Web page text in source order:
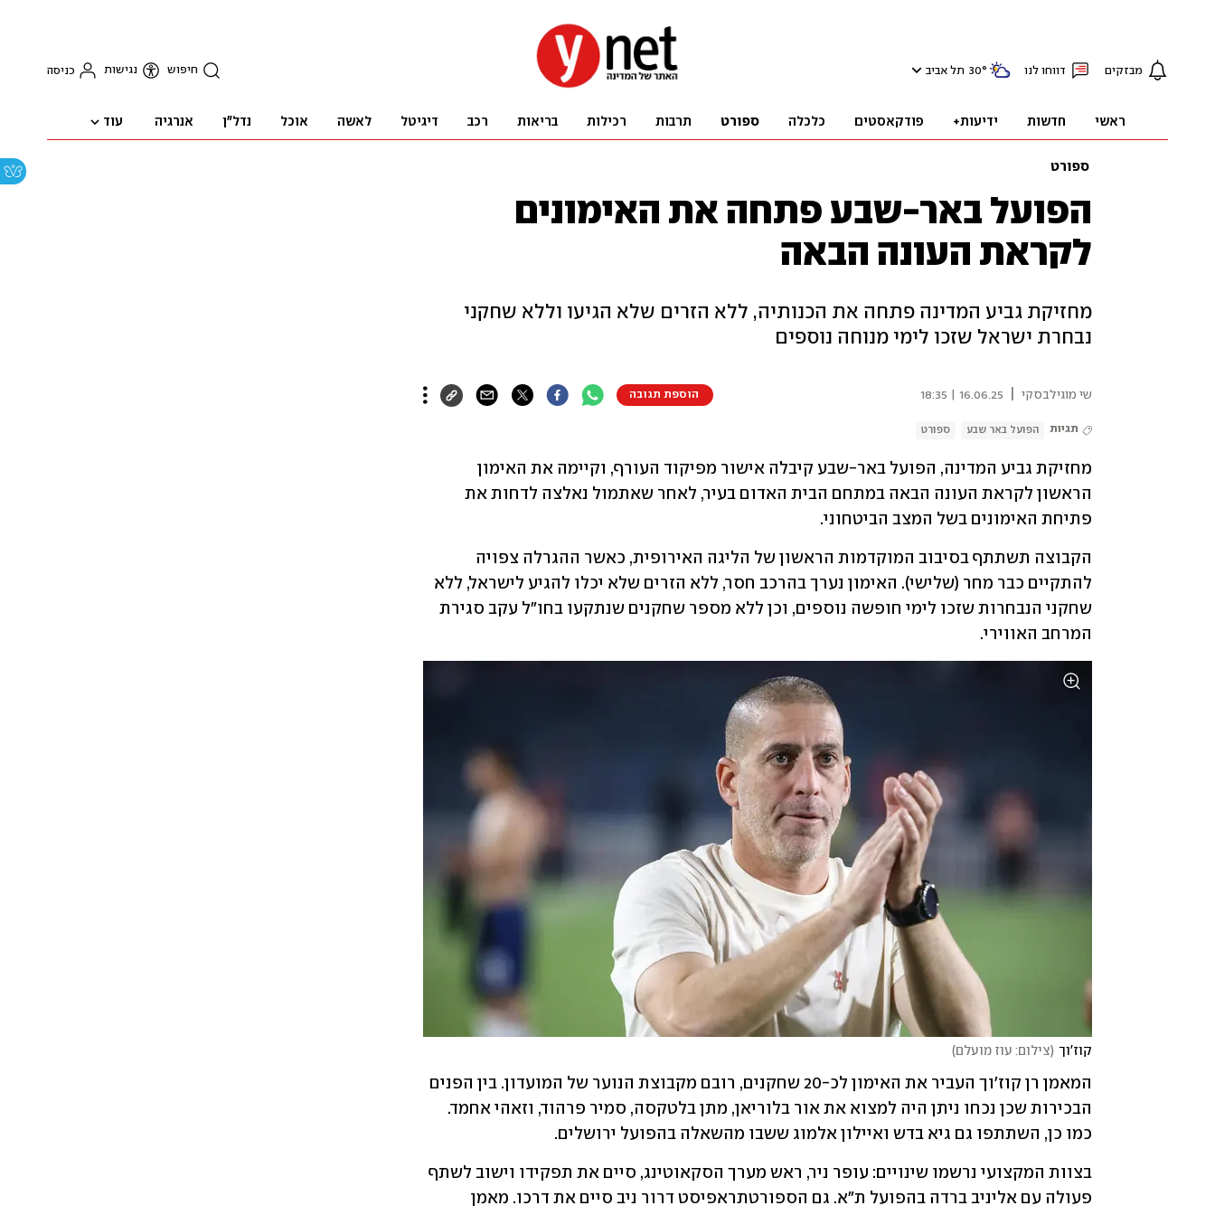
מבזקים דווחו לנו 30° תל אביב חיפוש נגישות כניסה
ראשי חדשות ידיעות+ פודקאסטים כלכלה ספורט תרבות רכילות בריאות רכב דיגיטל לאשה אוכל נדל"ן אנרגיה עוד
ספורט
הפועל באר-שבע פתחה את האימונים
לקראת העונה הבאה
מחזיקת גביע המדינה פתחה את הכנותיה, ללא הזרים שלא הגיעו וללא שחקני
נבחרת ישראל שזכו לימי מנוחה נוספים
שי מוגילבסקי 16.06.25 | 18:35 הוספת תגובה
תגיות הפועל באר שבע ספורט
פתיחת האימונים בשל המצב הביטחוני.
המרחב האווירי.
קוז'וך (צילום: עוז מועלם)
כמו כן, השתתפו גם גיא בדש ואיילון אלמוג ששבו מהשאלה בהפועל ירושלים.